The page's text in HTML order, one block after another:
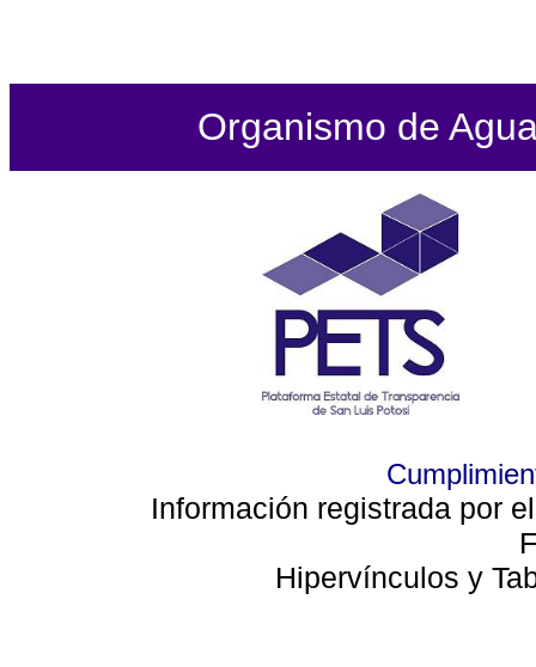
Organismo de
Información registrada por
Hipervínculos y